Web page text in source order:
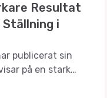
Resultat
i
publicerat sin
på en stark